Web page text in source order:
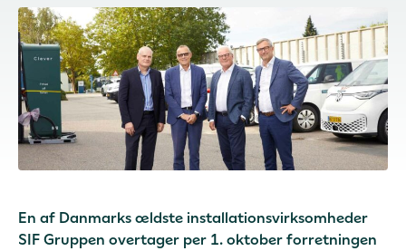
En af Danmarks ældste installationsvirksomheder
SIF Gruppen overtager per 1. oktober forretningen